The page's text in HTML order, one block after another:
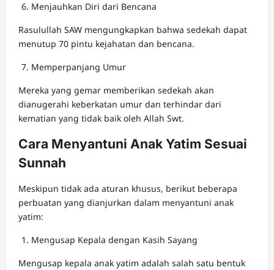
Menjauhkan Diri dari Bencana
Rasulullah SAW mengungkapkan bahwa sedekah dapat
menutup 70 pintu kejahatan dan bencana.
Memperpanjang Umur
Mereka yang gemar memberikan sedekah akan
dianugerahi keberkatan umur dan terhindar dari
kematian yang tidak baik oleh Allah Swt.
Cara Menyantuni Anak Yatim Sesuai
Sunnah
Meskipun tidak ada aturan khusus, berikut beberapa
perbuatan yang dianjurkan dalam menyantuni anak
yatim:
Mengusap Kepala dengan Kasih Sayang
Mengusap kepala anak yatim adalah salah satu bentuk